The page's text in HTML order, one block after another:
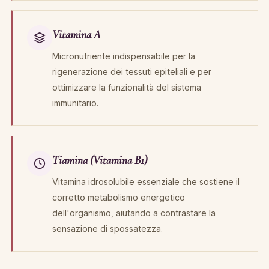
Vitamina A
Micronutriente indispensabile per la
rigenerazione dei tessuti epiteliali e per
ottimizzare la funzionalità del sistema
immunitario.
Tiamina (Vitamina B1)
Vitamina idrosolubile essenziale che sostiene il
corretto metabolismo energetico
dell'organismo, aiutando a contrastare la
sensazione di spossatezza.